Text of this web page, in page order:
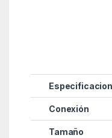
Conexión
Tamaño